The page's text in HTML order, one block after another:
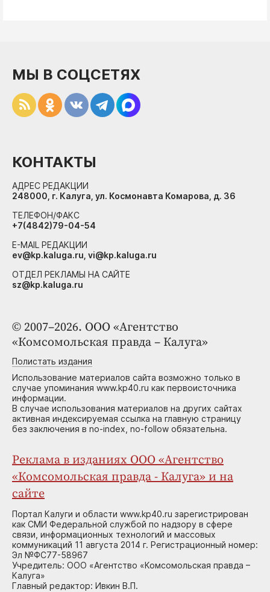
© 2007–2026. ООО «Агентство
«Комсомольская правда – Калуга»
Полистать издания
Использование материалов сайта возможно только в
случае упоминания www.kp40.ru как первоисточника
информации.
В случае использования материалов на других сайтах
активная индексируемая ссылка на главную страницу
без заключения в no-index, no-follow обязательна.
Реклама в изданиях ООО «Агентство
«Комсомольская правда - Калуга» и на
сайте
Портал Калуги и области www.kp40.ru зарегистрирован
как СМИ Федеральной службой по надзору в сфере
связи, информационных технологий и массовых
коммуникаций 11 августа 2014 г. Регистрационный номер:
Эл №ФС77-58967
Учредитель: ООО «Агентство «Комсомольская правда –
Калуга»
Главный редактор: Ивкин В.П.
МЫ В СОЦСЕТЯХ
КОНТАКТЫ
АДРЕС РЕДАКЦИИ
248000, г. Калуга, ул. Космонавта Комарова, д. 36
ТЕЛЕФОН/ФАКС
+7(4842)79-04-54
E-MAIL РЕДАКЦИИ
ev@kp.kaluga.ru, vi@kp.kaluga.ru
ОТДЕЛ РЕКЛАМЫ НА САЙТЕ
sz@kp.kaluga.ru